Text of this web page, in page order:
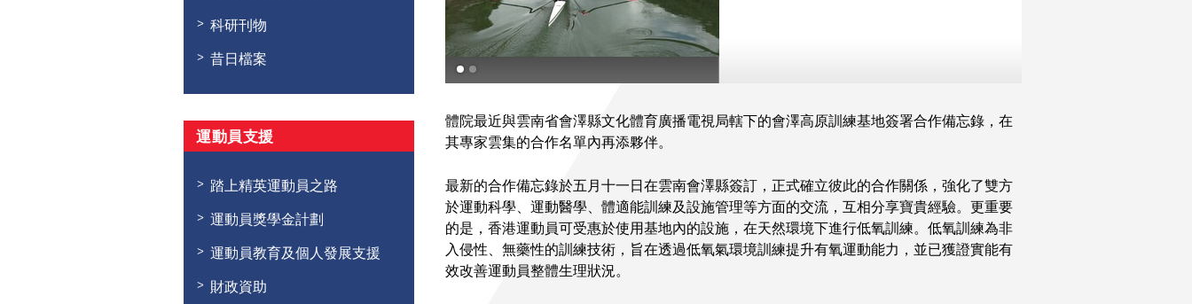
科研刊物
昔日檔案
運動員支援
踏上精英運動員之路
運動員獎學金計劃
運動員教育及個人發展支援
財政資助
體院最近與雲南省會澤縣文化體育廣播電視局轄下的會澤高原訓練基地簽署合作備忘錄，在
其專家雲集的合作名單內再添夥伴。
最新的合作備忘錄於五月十一日在雲南會澤縣簽訂，正式確立彼此的合作關係，強化了雙方
於運動科學、運動醫學、體適能訓練及設施管理等方面的交流，互相分享寶貴經驗。更重要
的是，香港運動員可受惠於使用基地內的設施，在天然環境下進行低氧訓練。低氧訓練為非
入侵性、無藥性的訓練技術，旨在透過低氧氣環境訓練提升有氧運動能力，並已獲證實能有
效改善運動員整體生理狀況。